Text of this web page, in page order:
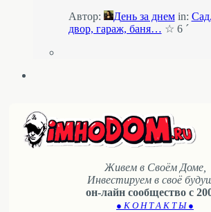
Автор: День за днем in: Cад,
двор, гараж, баня… ☆ 6 ´
Живем в Своём Доме,
Инвестируем в своё
он-лайн сообщество с
● К О Н Т А К Т Ы ●